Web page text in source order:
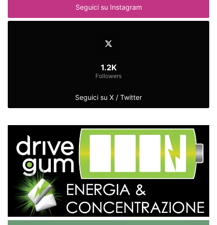
Seguici su Instagram
Seguici su X / Twitter
1.2K
Followers